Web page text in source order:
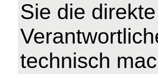
Sie die
technisch